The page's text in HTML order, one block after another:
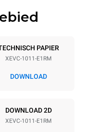
GN 1/1 PAPIER
XEVC-1011-E1RM
DOWNLOAD
DOWNLOAD 2D
XEVC-1011-E1RM